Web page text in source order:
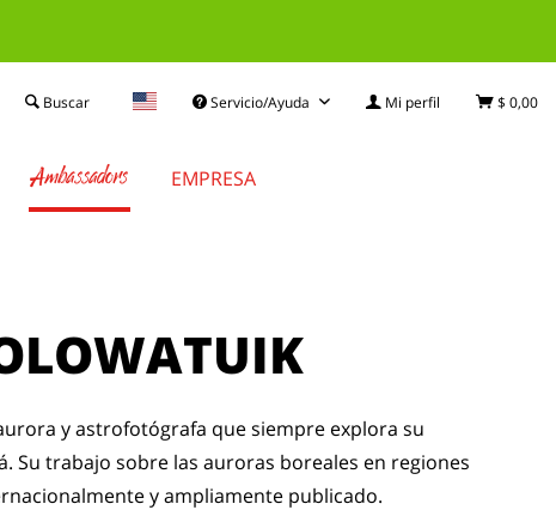
Servicio/Ayuda Mi perfil $ 0,00
Buscar
Ambassadors EMPRESA
y astrofotógrafa que siempre explora su
Su trabajo sobre las auroras boreales en regiones
y ampliamente publicado.